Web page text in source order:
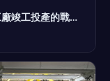
工欲善其事，必先利其器 長城汽車重慶工廠竣工投產的戰略意義